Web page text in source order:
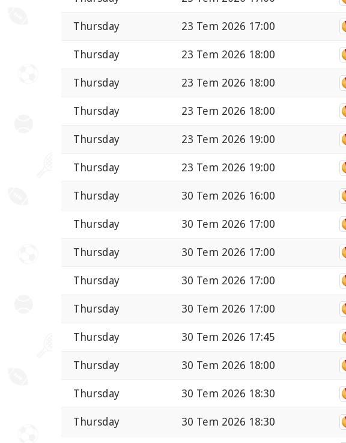
Thursday 23 Tem 2026 17:00
Thursday 23 Tem 2026 18:00
Thursday 23 Tem 2026 18:00
Thursday 23 Tem 2026 18:00
Thursday 23 Tem 2026 19:00
Thursday 23 Tem 2026 19:00
Thursday 30 Tem 2026 16:00
Thursday 30 Tem 2026 17:00
Thursday 30 Tem 2026 17:00
Thursday 30 Tem 2026 17:00
Thursday 30 Tem 2026 17:00
Thursday 30 Tem 2026 17:45
Thursday 30 Tem 2026 18:00
Thursday 30 Tem 2026 18:30
Thursday 30 Tem 2026 18:30